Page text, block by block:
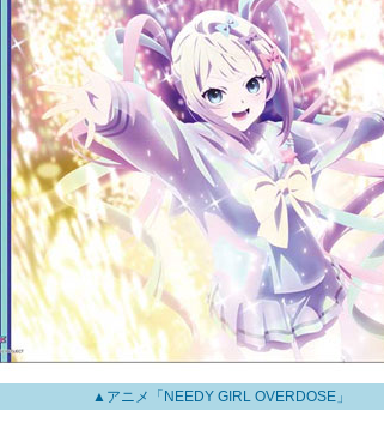
▲アニメ「NEEDY GIRL OVERDOSE」